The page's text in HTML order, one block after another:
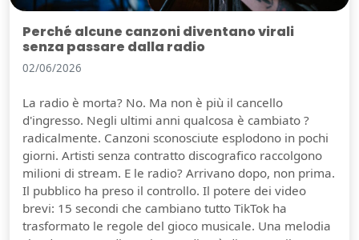
Perché alcune canzoni diventano virali
senza passare dalla radio
02/06/2026
La radio è morta? No. Ma non è più il cancello
d'ingresso. Negli ultimi anni qualcosa è cambiato ?
radicalmente. Canzoni sconosciute esplodono in pochi
giorni. Artisti senza contratto discografico raccolgono
milioni di stream. E le radio? Arrivano dopo, non prima.
Il pubblico ha preso il controllo. Il potere dei video
brevi: 15 secondi che cambiano tutto TikTok ha
trasformato le regole del gioco musicale. Una melodia